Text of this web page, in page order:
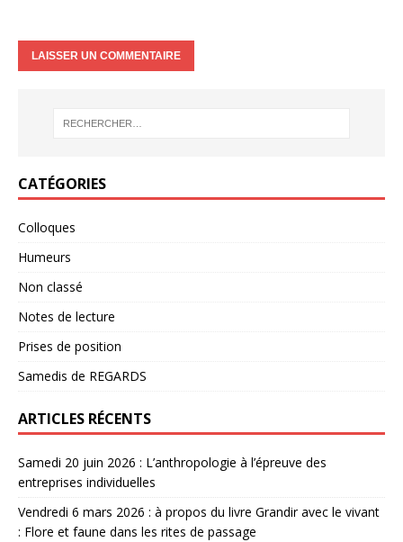
CATÉGORIES
Colloques
Humeurs
Non classé
Notes de lecture
Prises de position
Samedis de REGARDS
ARTICLES RÉCENTS
Samedi 20 juin 2026 : L’anthropologie à l’épreuve des
entreprises individuelles
Vendredi 6 mars 2026 : à propos du livre Grandir avec le vivant
: Flore et faune dans les rites de passage